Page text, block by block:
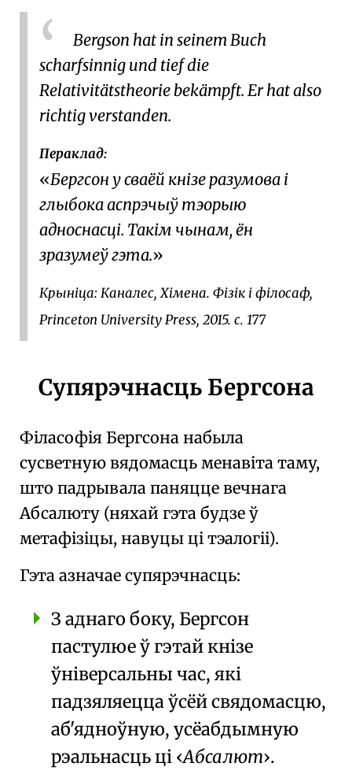
Bergson hat in seinem Buch
scharfsinnig und tief die
Relativitätstheorie bekämpft. Er hat also
richtig verstanden.
Пераклад:
Бергсон у сваёй кнізе разумова і
глыбока аспрэчыў тэорыю
адноснасці. Такім чынам, ён
зразумеў гэта.
Крыніца:Каналес, Хімена. Фізік і філосаф,
Princeton University Press, 2015. с. 177
Супярэчнасць Бергсона
Філасофія Бергсона набыла
сусветную вядомасць менавіта таму,
што падрывала паняцце вечнага
Абсалюту (няхай гэта будзе ў
метафізіцы, навуцы ці тэалогіі).
Гэта азначае супярэчнасць:
З аднаго боку, Бергсон
пастулюе ў гэтай кнізе
ўніверсальны час, які
падзяляецца ўсёй свядомасцю,
аб'ядноўную, усёабдымную
рэальнасць ці Абсалют .